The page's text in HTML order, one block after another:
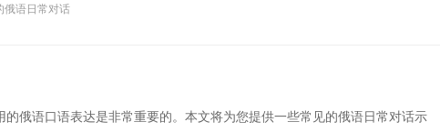
俄语日常对话
俄语口语表达是非常重要的。本文将为您提供一些常见的俄语日常对话示